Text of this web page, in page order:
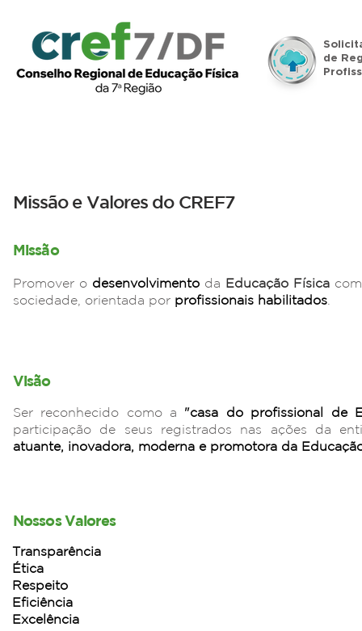
de
Missão e Valores do CREF7
Missão
Promover o desenvolvimento da Educação Física
sociedade, orientada por profissionais habilitados
Visão
Ser reconhecido como a "casa do profissional de
participação de seus registrados nas ações da
atuante, inovadora, moderna e promotora da
Nossos Valores
Transparência
Ética
Respeito
Eficiência
Excelência